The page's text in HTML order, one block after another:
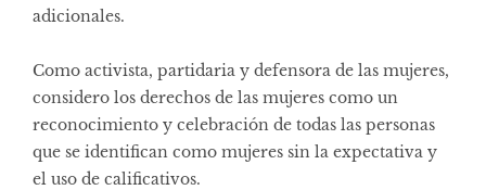
adicionales.
Como activista, partidaria y defensora de las mujeres,
considero los derechos de las mujeres como un
reconocimiento y celebración de todas las personas
que se identifican como mujeres sin la expectativa y
el uso de calificativos.